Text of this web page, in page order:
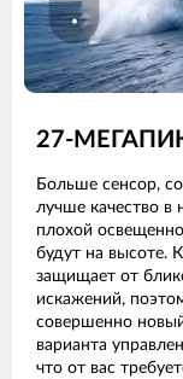
27-
Больше сенсор,
лучше качество в
плохой
будут на высоте.
защищает от
искажений,
совершенно
варианта
что от вас